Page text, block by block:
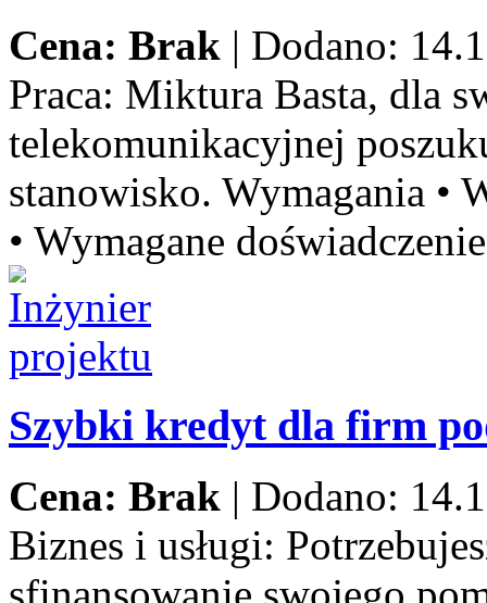
Cena: Brak | Dodano:
Praca: Miktura Basta, dla
telekomunikacyjnej
stanowisko. Wymagania •
• Wymagane
Szybki kredyt dla firm
Cena: Brak | Dodano:
Biznes i usługi: